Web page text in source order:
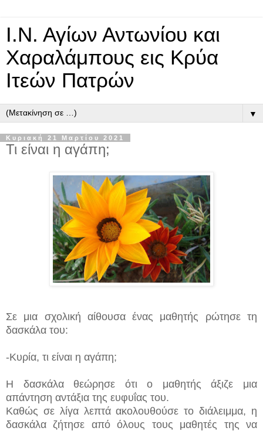
Ι.Ν. Αγίων Αντωνίου και
Χαραλάμπους εις Κρύα
Ιτεών Πατρών
▼
Κυριακή 21 Μαρτίου 2021
Τι είναι η αγάπη;
Σε μια σχολική αίθουσα ένας μαθητής ρώτησε τη
δασκάλα του:
-Κυρία, τι είναι η αγάπη;
Η δασκάλα θεώρησε ότι ο μαθητής άξιζε μια
απάντηση αντάξια της ευφυΐας του.
Καθώς σε λίγα λεπτά ακολουθούσε το διάλειμμα, η
δασκάλα ζήτησε από όλους τους μαθητές της να